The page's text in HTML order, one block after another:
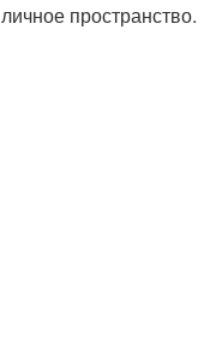
пространство.